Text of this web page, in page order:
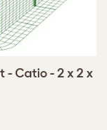
- Catio - 2 x 2 x